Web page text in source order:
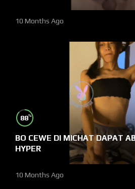
10 Months Ago
88%
BO CEWE DI MICHAT DAPAT
HYPER
10 Months Ago